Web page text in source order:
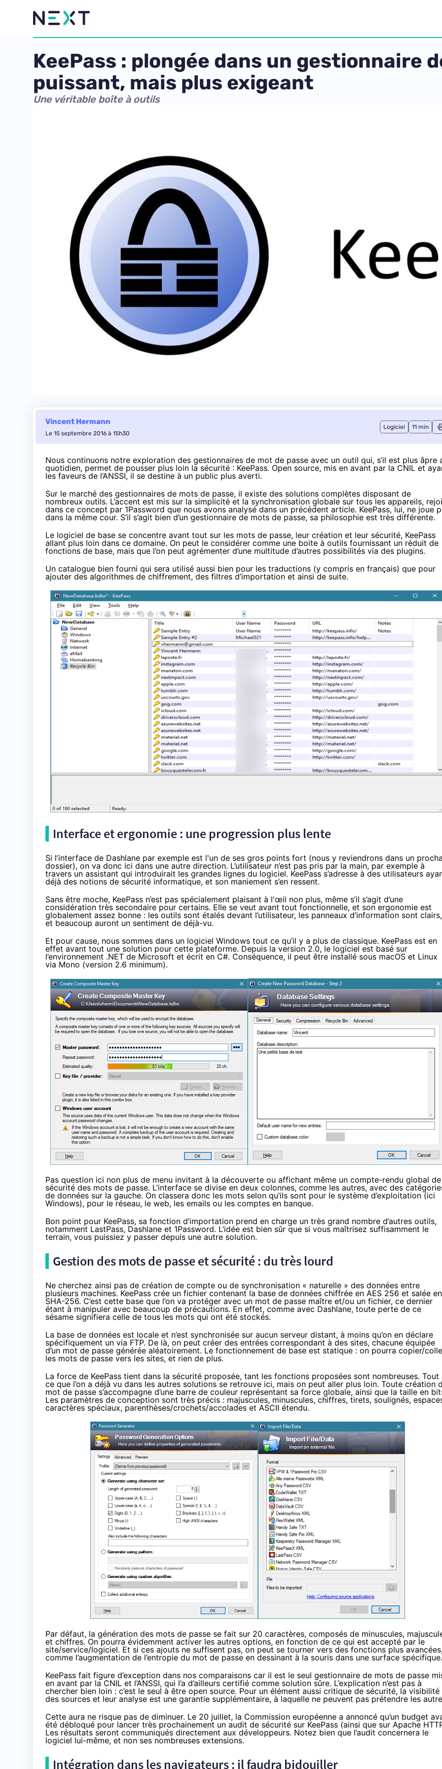
KeePass : plongée dans un gestionnaire
puissant, mais plus exigeant
Une véritable boîte à outils
Vincent Hermann
Le 15 septembre 2016 à 15h30
Logiciel 11 min
Nous continuons notre exploration des gestionnaires de mot de passe avec un outil qui, s’il est plus âpre
quotidien, permet de pousser plus loin la sécurité : KeePass. Open source, mis en avant par la CNIL et
les faveurs de l’ANSSI, il se destine à un public plus averti.
Sur le marché des gestionnaires de mots de passe, il existe des solutions complètes disposant de
nombreux outils. L’accent est mis sur la simplicité et la synchronisation globale sur tous les appareils,
dans ce concept par 1Password que nous avons analysé dans un précédent article. KeePass, lui, ne joue
dans la même cour. S’il s’agit bien d’un gestionnaire de mots de passe, sa philosophie est très différente.
Le logiciel de base se concentre avant tout sur les mots de passe, leur création et leur sécurité, KeePass
allant plus loin dans ce domaine. On peut le considérer comme une boite à outils fournissant un réduit de
fonctions de base, mais que l’on peut agrémenter d’une multitude d’autres possibilités via des plugins.
Un catalogue bien fourni qui sera utilisé aussi bien pour les traductions (y compris en français) que pour
ajouter des algorithmes de chiffrement, des filtres d’importation et ainsi de suite.
Interface et ergonomie : une progression plus lente
Si l’interface de Dashlane par exemple est l'un de ses gros points fort (nous y reviendrons dans un
dossier), on va donc ici dans une autre direction. L’utilisateur n’est pas pris par la main, par exemple à
travers un assistant qui introduirait les grandes lignes du logiciel. KeePass s’adresse à des utilisateurs
déjà des notions de sécurité informatique, et son maniement s’en ressent.
Sans être moche, KeePass n’est pas spécialement plaisant à l'œil non plus, même s’il s’agit d’une
considération très secondaire pour certains. Elle se veut avant tout fonctionnelle, et son ergonomie est
globalement assez bonne : les outils sont étalés devant l’utilisateur, les panneaux d’information sont clairs,
et beaucoup auront un sentiment de déjà-vu.
Et pour cause, nous sommes dans un logiciel Windows tout ce qu’il y a plus de classique. KeePass est en
effet avant tout une solution pour cette plateforme. Depuis la version 2.0, le logiciel est basé sur
l’environnement .NET de Microsoft et écrit en C#. Conséquence, il peut être installé sous macOS et Linux
via Mono (version 2.6 minimum).
Pas question ici non plus de menu invitant à la découverte ou affichant même un compte-rendu global
sécurité des mots de passe. L’interface se divise en deux colonnes, comme les autres, avec des
de données sur la gauche. On classera donc les mots selon qu’ils sont pour le système d’exploitation (ici
Windows), pour le réseau, le web, les emails ou les comptes en banque.
Bon point pour KeePass, sa fonction d’importation prend en charge un très grand nombre d’autres outils,
notamment LastPass, Dashlane et 1Password. L’idée est bien sûr que si vous maîtrisez suffisamment le
terrain, vous puissiez y passer depuis une autre solution.
Gestion des mots de passe et sécurité : du très lourd
Ne cherchez ainsi pas de création de compte ou de synchronisation « naturelle » des données entre
plusieurs machines. KeePass crée un fichier contenant la base de données chiffrée en AES 256 et salée en
SHA-256. C’est cette base que l’on va protéger avec un mot de passe maître et/ou un fichier, ce dernier
étant à manipuler avec beaucoup de précautions. En effet, comme avec Dashlane, toute perte de ce
sésame signifiera celle de tous les mots qui ont été stockés.
La base de données est locale et n’est synchronisée sur aucun serveur distant, à moins qu’on en déclare
spécifiquement un via FTP. De là, on peut créer des entrées correspondant à des sites, chacune équipée
d’un mot de passe générée aléatoirement. Le fonctionnement de base est statique : on pourra copier/
les mots de passe vers les sites, et rien de plus.
La force de KeePass tient dans la sécurité proposée, tant les fonctions proposées sont nombreuses. Tout
ce que l’on a déjà vu dans les autres solutions se retrouve ici, mais on peut aller plus loin. Toute création
mot de passe s’accompagne d’une barre de couleur représentant sa force globale, ainsi que la taille en
Les paramètres de conception sont très précis : majuscules, minuscules, chiffres, tirets, soulignés,
caractères spéciaux, parenthèses/crochets/accolades et ASCII étendu.
Par défaut, la génération des mots de passe se fait sur 20 caractères, composés de minuscules,
et chiffres. On pourra évidemment activer les autres options, en fonction de ce qui est accepté par le
site/service/logiciel. Et si ces ajouts ne suffisent pas, on peut se tourner vers des fonctions plus
comme l’augmentation de l’entropie du mot de passe en dessinant à la souris dans une surface spécifique.
KeePass fait figure d’exception dans nos comparaisons car il est le seul gestionnaire de mots de passe
en avant par la CNIL et l’ANSSI, qui l’a d’ailleurs certifié comme solution sûre. L’explication n’est pas à
chercher bien loin : c’est le seul à être open source. Pour un élément aussi critique de sécurité, la visibilité
des sources et leur analyse est une garantie supplémentaire, à laquelle ne peuvent pas prétendre les
Cette aura ne risque pas de diminuer. Le 20 juillet, la Commission européenne a annoncé qu’un budget
été débloqué pour lancer très prochainement un audit de sécurité sur KeePass (ainsi que sur Apache
Les résultats seront communiqués directement aux développeurs. Notez bien que l’audit concernera le
logiciel lui-même, et non ses nombreuses extensions.
Intégration dans les navigateurs : il faudra bidouiller